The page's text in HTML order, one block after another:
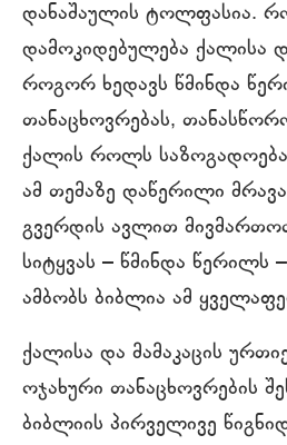
დანაშაულის ტოლფასია.
დამოკიდებულება ქალისა
როგორ ხედავს წმინდა
თანაცხოვრებას,
ქალის როლს
ამ თემაზე დაწერილი
გვერდის ავლით
სიტყვას – წმინდა წერილს
ამბობს ბიბლია ამ
ქალისა და მამაკაცის
ოჯახური თანაცხოვრების
ბიბლიის პირველივე